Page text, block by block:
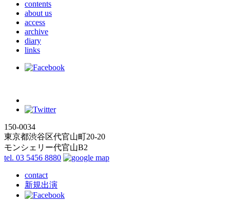
contents
about us
access
archive
diary
links
150-0034
東京都渋谷区代官山町20-20
モンシェリー代官山B2
tel. 03 5456 8880
contact
新規出演